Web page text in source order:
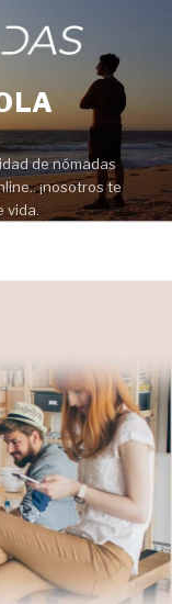
de nómadas
¡nosotros te
vida.